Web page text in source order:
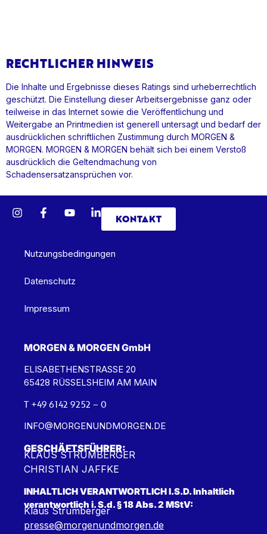
RECHTLICHER HINWEIS
Die Inhalte und Ergebnisse dieses Ratings sind urheberrechtlich
geschützt. Die Einstellung dieser Arbeitsergebnisse ganz oder
teilweise in das Internet sowie die Veröffentlichung und
Weitergabe an Printmedien ist generell untersagt und bedarf der
ausdrücklichen schriftlichen Zustimmung durch MORGEN &
MORGEN. MORGEN & MORGEN behält sich bei einem Verstoß
ausdrücklich die Geltendmachung von
Schadensersatzansprüchen vor.
KONTAKT
Nutzungsbedingungen
Datenschutz
Impressum
MORGEN & MORGEN GmbH
ELISABETHENSTRASSE 20
65428 RÜSSELSHEIM AM MAIN
T +49 6142 9252 – 0
INFO@MORGENUNDMORGEN.DE
GESCHÄFTSFÜHRER:
KLAUS STRUMBERGER
CHRISTIAN JAFFKE
INHALTLICH VERANTWORTLICH I.S.D. Inhaltlich
verantwortlich i. S.d. § 18 Abs. 2 MStV:
Klaus Strumberger
presse@morgenundmorgen.de